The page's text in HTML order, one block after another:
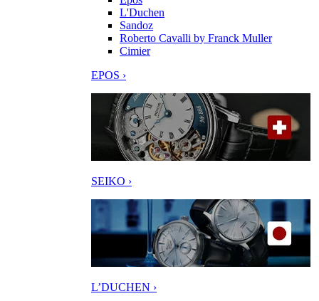
L'Duchen
Sandoz
Roberto Cavalli by Franck Muller
Cimier
EPOS ›
SEIKO ›
L’DUCHEN ›